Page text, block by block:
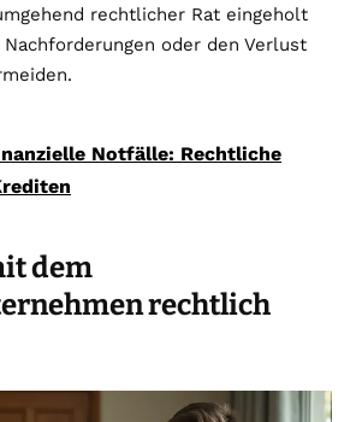
rechtlicher Rat eingeholt
oder den Verlust
Notfälle: Rechtliche
dem
rechtlich